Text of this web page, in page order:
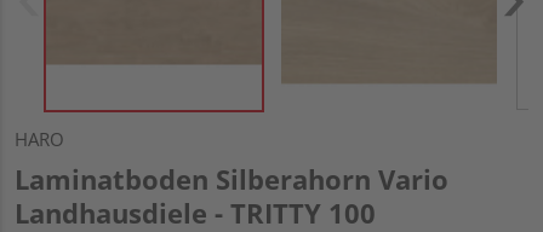
HARO
Laminatboden Silberahorn Vario
Landhausdiele - TRITTY 100